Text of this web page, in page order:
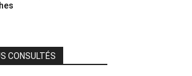
CONSULTÉS